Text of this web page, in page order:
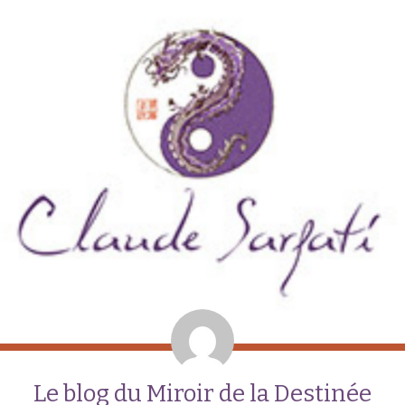
Le blog du Miroir de la Destinée